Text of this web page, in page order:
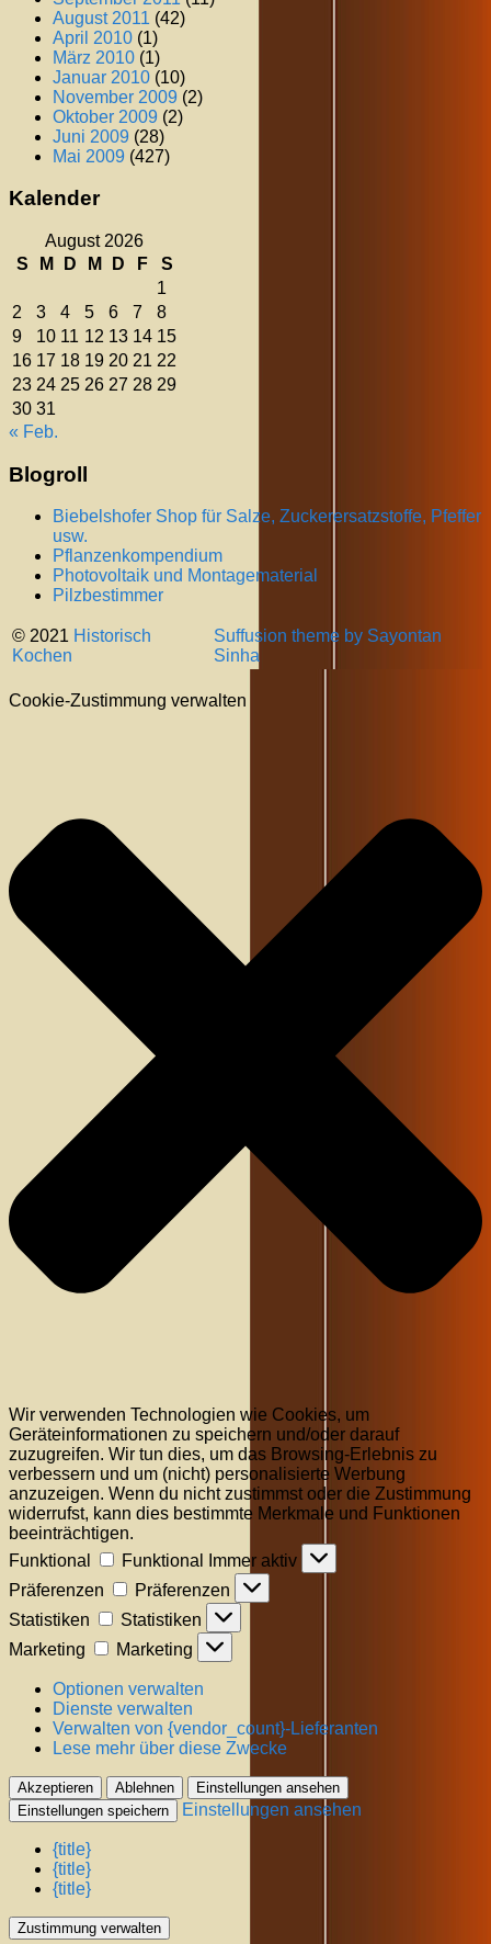
August 2011 (42)
April 2010 (1)
März 2010 (1)
Januar 2010 (10)
November 2009 (2)
Oktober 2009 (2)
Juni 2009 (28)
Mai 2009 (427)
Kalender
August 2026
S
M D M D F
S
1
2
3 4 5 6 7
8
9
10 11 12 13 14 15
16 17 18 19 20 21 22
23 24 25 26 27 28 29
30 31
« Feb.
Blogroll
Biebelshofer Shop für Salze, Zuckerersatzstoffe, Pfeffer
usw.
Pflanzenkompendium
Photovoltaik und Montagematerial
Pilzbestimmer
© 2021 Historisch
Kochen
Suffusion theme by Sayontan
Sinha
Cookie-Zustimmung verwalten
Wir verwenden Technologien wie Cookies, um
Geräteinformationen zu speichern und/oder darauf
zuzugreifen. Wir tun dies, um das Browsing-Erlebnis zu
verbessern und um (nicht) personalisierte Werbung
anzuzeigen. Wenn du nicht zustimmst oder die Zustimmung
widerrufst, kann dies bestimmte Merkmale und Funktionen
beeinträchtigen.
Funktional
Funktional
Immer aktiv
Präferenzen
Präferenzen
Statistiken
Statistiken
Marketing
Marketing
Optionen verwalten
Dienste verwalten
Verwalten von {vendor_count}-Lieferanten
Lese mehr über diese Zwecke
Akzeptieren Ablehnen
Einstellungen ansehen
Einstellungen speichern
Einstellungen ansehen
{title}
{title}
{title}
Zustimmung verwalten